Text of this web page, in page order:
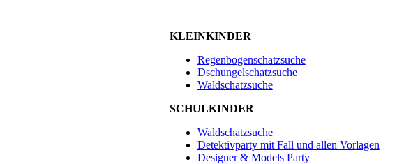
KLEINKINDER
Regenbogenschatzsuche
Dschungelschatzsuche
Waldschatzsuche
SCHULKINDER
Waldschatzsuche
Detektivparty mit Fall und allen Vorlagen
Designer & Models Party